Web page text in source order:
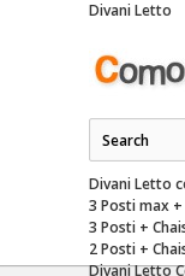
Divani Letto
Divani Letto
3 Posti max
3 Posti +
2 Posti +
Divani Letto